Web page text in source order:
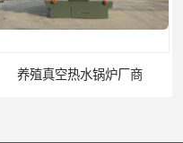
养殖真空热水锅炉厂商